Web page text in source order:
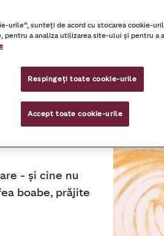
cu Nespresso®
- și cine nu
boabe, prăjite
urile”, sunteți de acord cu stocarea cookie-
pentru a analiza utilizarea site-ului și pentru a
Respingeți toate cookie-urile
Accept toate cookie-urile